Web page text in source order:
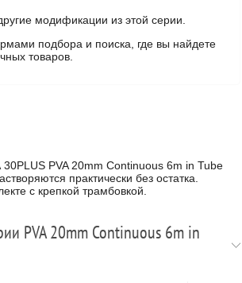
модификации из этой серии.
подбора и поиска, где вы найдете
товаров.
PVA 20mm Continuous 6m in Tube
практически без остатка.
с крепкой трамбовкой.
PVA 20mm Continuous 6m in